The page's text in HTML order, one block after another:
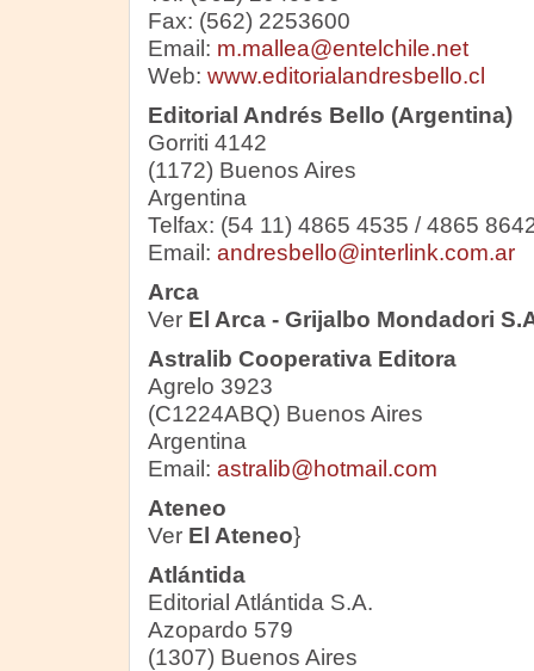
Fax: (562) 2253600
Email: m.mallea@entelchile.net
Web: www.editorialandresbello.cl
Editorial Andrés Bello (Argentina)
Gorriti 4142
(1172) Buenos Aires
Argentina
Telfax: (54 11) 4865 4535 / 4865
Email: andresbello@interlink.com.ar
Arca
Ver El Arca - Grijalbo Mondadori
Astralib Cooperativa Editora
Agrelo 3923
(C1224ABQ) Buenos Aires
Argentina
Email: astralib@hotmail.com
Ateneo
Ver El Ateneo}
Atlántida
Editorial Atlántida S.A.
Azopardo 579
(1307) Buenos Aires